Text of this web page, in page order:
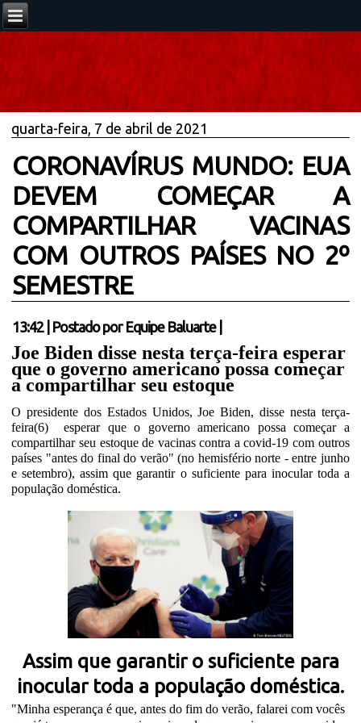
quarta-feira, 7 de abril de 2021
CORONAVÍRUS MUNDO: EUA
DEVEM COMEÇAR A
COMPARTILHAR VACINAS
COM OUTROS PAÍSES NO 2º
SEMESTRE
13:42| Postado por Equipe Baluarte
Joe Biden disse nesta terça-feira esperar
que o governo americano possa começar
a compartilhar seu estoque
O presidente dos Estados Unidos, Joe Biden, disse nesta terça-
feira(6)
esperar que o governo americano possa começar a
compartilhar seu estoque de vacinas contra a covid-19 com outros
países "antes do final do verão" (no hemisfério norte - entre junho
e setembro), assim que garantir o suficiente para inocular toda a
população doméstica.
Assim que garantir o suficiente para
inocular toda a população doméstica.
"Minha esperança é que, antes do fim do verão, falarei com vocês